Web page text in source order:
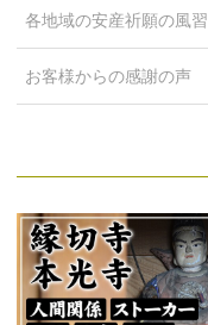
各地域の安産祈願の風習
お客様からの感謝の声